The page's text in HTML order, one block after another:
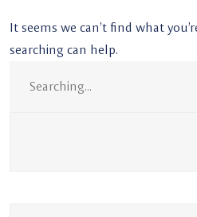
It seems we can’t find what
searching can help.